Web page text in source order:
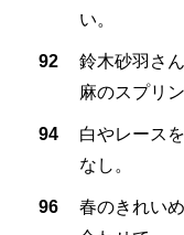
い。
92
鈴木砂羽さ
麻のスプリ
94
白やレース
なし。
96
春のきれい